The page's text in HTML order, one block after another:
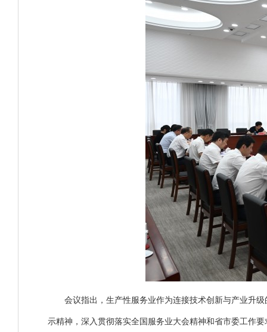
会议指出，生产性服务业作为连接技术创新与产业升
示精神，深入贯彻落实全国服务业大会精神和省市委工作